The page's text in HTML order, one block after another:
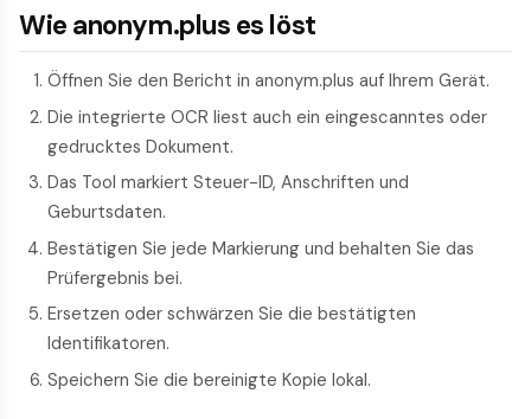
Wie anonym.plus es löst
Öffnen Sie den Bericht in anonym.plus auf Ihrem Gerät.
Die integrierte OCR liest auch ein eingescanntes oder
gedrucktes Dokument.
Das Tool markiert Steuer-ID, Anschriften und
Geburtsdaten.
Bestätigen Sie jede Markierung und behalten Sie das
Prüfergebnis bei.
Ersetzen oder schwärzen Sie die bestätigten
Identifikatoren.
Speichern Sie die bereinigte Kopie lokal.